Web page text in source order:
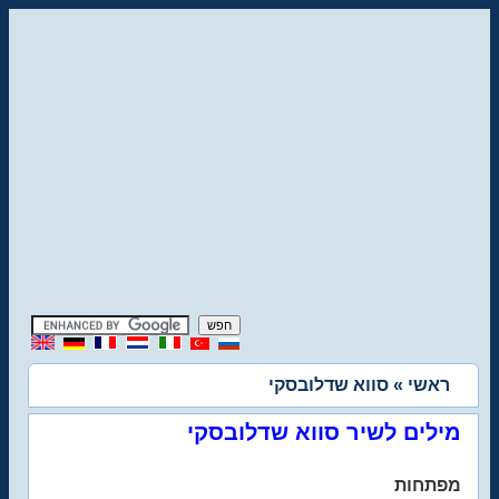
ראשי » סווא שדלובסקי
מילים לשיר סווא שדלובסקי
מפתחות